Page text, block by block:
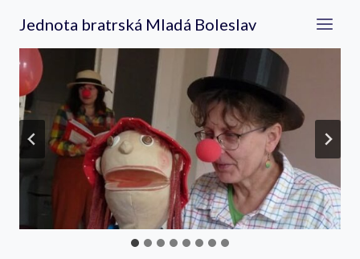
obsah
Jednota bratrská Mladá Boleslav